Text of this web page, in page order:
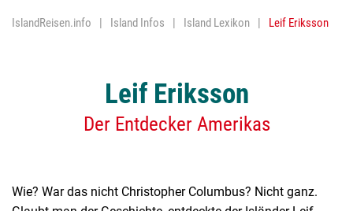
Nordlichter
IslandReisen.info Island Infos Island Lexikon Leif Eriksson
Leif Eriksson
Der Entdecker Amerikas
Wie? War das nicht Christopher Columbus? Nicht ganz.